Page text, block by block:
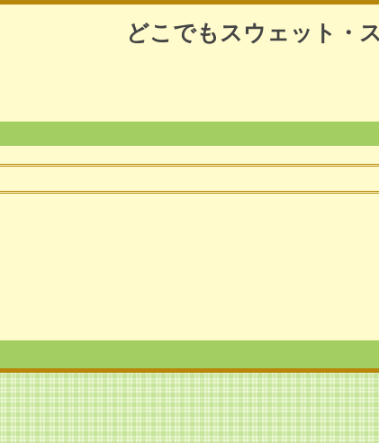
どこでもスウェット・